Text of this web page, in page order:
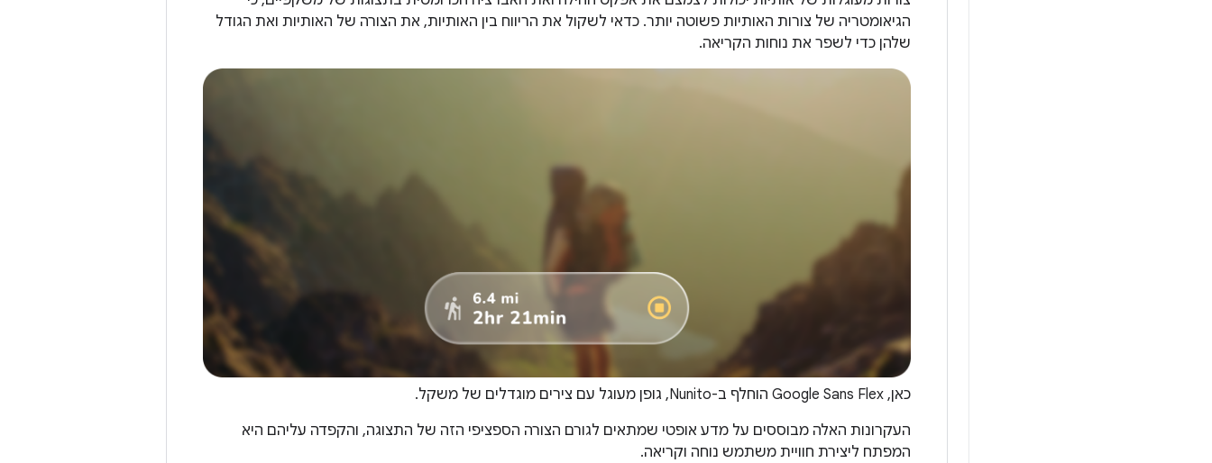
הגיאומטריה של צורות האותיות פשוטה יותר. כדאי לשקול את הריווח בין האותיות, את הצורה של האותיות ואת הגודל
שלהן כדי לשפר את נוחות הקריאה.
כאן, Google Sans Flex הוחלף ב-Nunito, גופן מעוגל עם צירים מוגדלים של משקל.
העקרונות האלה מבוססים על מדע אופטי שמתאים לגורם הצורה הספציפי הזה של התצוגה, והקפדה עליהם היא
המפתח ליצירת חוויית משתמש נוחה וקריאה.